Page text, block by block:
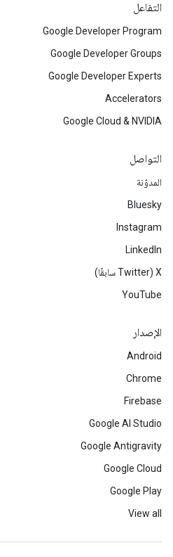
التفاعل
Google Developer Program
Google Developer Groups
Google Developer Experts
Accelerators
Google Cloud & NVIDIA
التواصل
المدوّنة
Bluesky
Instagram
LinkedIn
‫X ‏(Twitter سابقًا)
YouTube
الإصدار
Android
Chrome
Firebase
Google AI Studio
Google Antigravity
Google Cloud
Google Play
View all